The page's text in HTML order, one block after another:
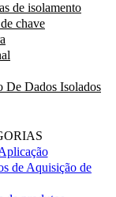
de isolamento
chave
De Dados Isolados
de Aquisição de